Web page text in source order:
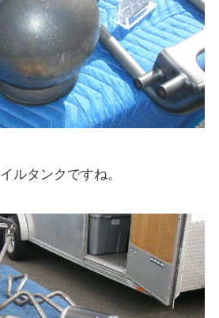
ルタンクですね。